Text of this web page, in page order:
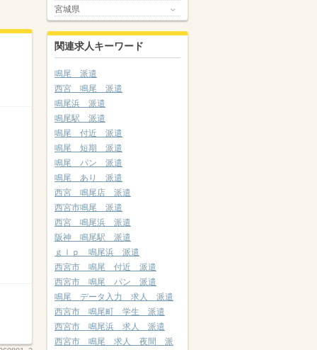
宮城県
関連求人キーワード
鳴尾 派遣
西宮 鳴尾 派遣
鳴尾浜 派遣
鳴尾駅 派遣
鳴尾 付近 派遣
鳴尾 短期 派遣
鳴尾 パン 派遣
鳴尾 あり 派遣
西宮 鳴尾店 派遣
西宮市鳴尾 派遣
西宮 鳴尾浜 派遣
阪神 鳴尾駅 派遣
ｇｌｐ 鳴尾浜 派遣
西宮市 鳴尾 付近 派遣
西宮市 鳴尾 パン 派遣
鳴尾 データ入力 求人 派遣
西宮市 鳴尾町 学生 派遣
西宮市 鳴尾浜 求人 派遣
西宮市 鳴尾 求人 夜間 派